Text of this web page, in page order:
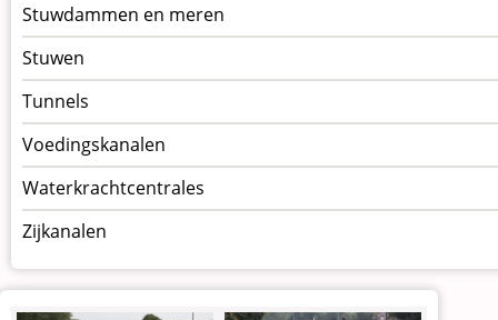
Stuwdammen en meren
Stuwen
Tunnels
Voedingskanalen
Waterkrachtcentrales
Zijkanalen